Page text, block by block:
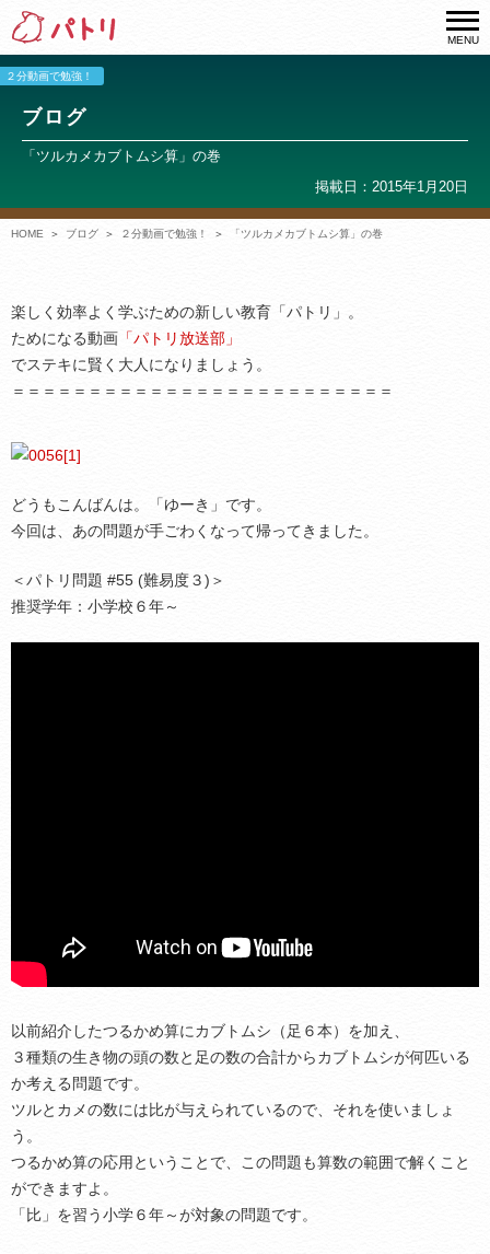
MENU
２分動画で勉強！
ブログ
「ツルカメカブトムシ算」の巻
掲載日：2015年1月20日
HOME ブログ ２分動画で勉強！ 「ツルカメカブトムシ算」の巻
楽しく効率よく学ぶための新しい教育「パトリ」。
ためになる動画 「パトリ放送部」
でステキに賢く大人になりましょう。
＝＝＝＝＝＝＝＝＝＝＝＝＝＝＝＝＝＝＝＝＝＝＝＝＝
どうもこんばんは。「ゆーき」です。
今回は、あの問題が手ごわくなって帰ってきました。
＜パトリ問題 #55 (難易度３)＞
推奨学年：小学校６年～
以前紹介したつるかめ算にカブトムシ（足６本）を加え、
３種類の生き物の頭の数と足の数の合計からカブトムシが何匹いる
か考える問題です。
ツルとカメの数には比が与えられているので、それを使いましょ
う。
つるかめ算の応用ということで、この問題も算数の範囲で解くこと
ができますよ。
「比」を習う小学６年～が対象の問題です。